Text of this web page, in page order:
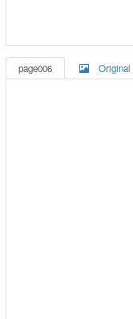
page006 Original